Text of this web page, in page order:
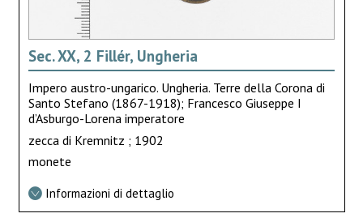
Sec. XX, 2 Fillér, Ungheria
Impero austro-ungarico. Ungheria. Terre della Corona di
Santo Stefano (1867-1918); Francesco Giuseppe I
d’Asburgo-Lorena imperatore
zecca di Kremnitz ; 1902
monete
Informazioni di dettaglio